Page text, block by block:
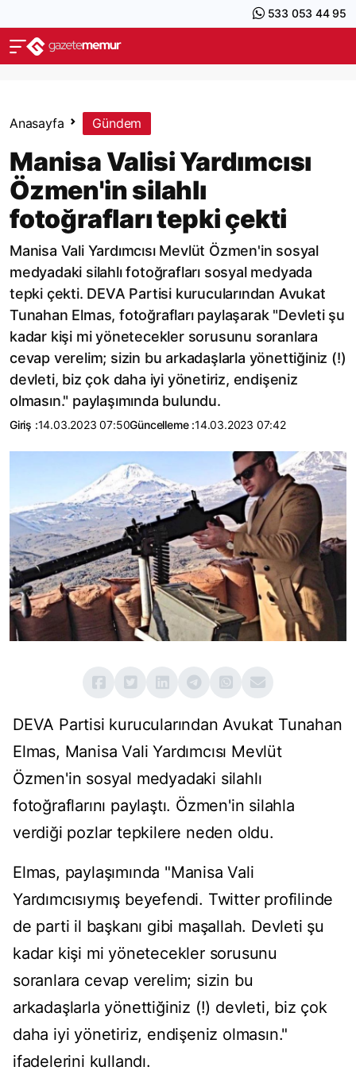
533 053 44 95
Anasayfa Gündem
Manisa Valisi Yardımcısı
Özmen'in silahlı
fotoğrafları tepki çekti
Manisa Vali Yardımcısı Mevlüt Özmen'in sosyal
medyadaki silahlı fotoğrafları sosyal medyada
tepki çekti. DEVA Partisi kurucularından Avukat
Tunahan Elmas, fotoğrafları paylaşarak "Devleti şu
kadar kişi mi yönetecekler sorusunu soranlara
cevap verelim; sizin bu arkadaşlarla yönettiğiniz (!)
devleti, biz çok daha iyi yönetiriz, endişeniz
olmasın." paylaşımında bulundu.
Giriş :14.03.2023 07:50Güncelleme :14.03.2023 07:42
DEVA Partisi kurucularından Avukat Tunahan
Elmas, Manisa Vali Yardımcısı Mevlüt
Özmen'in sosyal medyadaki silahlı
fotoğraflarını paylaştı. Özmen'in silahla
verdiği pozlar tepkilere neden oldu.
Elmas, paylaşımında "Manisa Vali
Yardımcısıymış beyefendi. Twitter profilinde
de parti il başkanı gibi maşallah. Devleti şu
kadar kişi mi yönetecekler sorusunu
soranlara cevap verelim; sizin bu
arkadaşlarla yönettiğiniz (!) devleti, biz çok
daha iyi yönetiriz, endişeniz olmasın."
ifadelerini kullandı.